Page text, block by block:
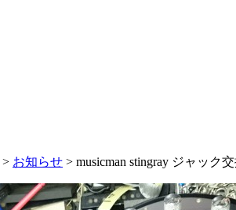
> お知らせ > musicman stingray ジャック